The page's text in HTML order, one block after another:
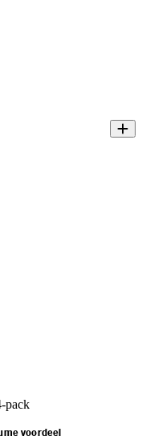
pack
voordeel